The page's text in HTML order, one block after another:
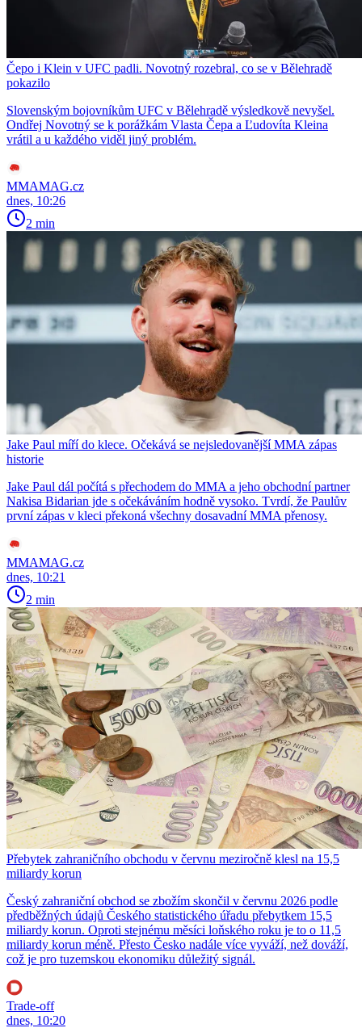
Čepo i Klein v UFC padli. Novotný rozebral, co se v Bělehradě
pokazilo
Slovenským bojovníkům UFC v Bělehradě výsledkově nevyšel.
Ondřej Novotný se k porážkám Vlasta Čepa a Ľudovíta Kleina
vrátil a u každého viděl jiný problém.
MMAMAG.cz
dnes, 10:26
2 min
Jake Paul míří do klece. Očekává se nejsledovanější MMA zápas
historie
Jake Paul dál počítá s přechodem do MMA a jeho obchodní partner
Nakisa Bidarian jde s očekáváním hodně vysoko. Tvrdí, že Paulův
první zápas v kleci překoná všechny dosavadní MMA přenosy.
MMAMAG.cz
dnes, 10:21
2 min
Přebytek zahraničního obchodu v červnu meziročně klesl na 15,5
miliardy korun
Český zahraniční obchod se zbožím skončil v červnu 2026 podle
předběžných údajů Českého statistického úřadu přebytkem 15,5
miliardy korun. Oproti stejnému měsíci loňského roku je to o 11,5
miliardy korun méně. Přesto Česko nadále více vyváží, než dováží,
což je pro tuzemskou ekonomiku důležitý signál.
Trade-off
dnes, 10:20